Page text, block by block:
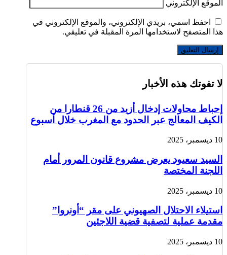
الموقع الإلكتروني
احفظ اسمي، بريدي الإلكتروني، والموقع الإلكتروني في
هذا المتصفح لاستخدامها المرة المقبلة في تعليقي.
لا تفوتك هذه الأخبار
إحباط محاولات إدخال أزيد من 26 قنطارا من
الكيف المعالج عبر الحدود مع المغرب خلال أسبوع
10 ديسمبر، 2025
السيد سعيود يعرض مشروع قانون المرور أمام
اللجنة المختصة
10 ديسمبر، 2025
استيلاء الاحتلال الصهيوني على مقر “أونروا”
مقدمة عملية لتصفية قضية اللاجئين
10 ديسمبر، 2025